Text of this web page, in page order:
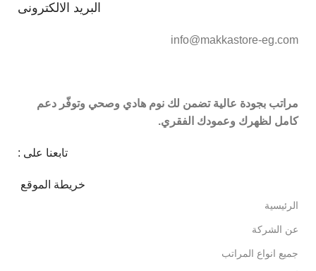
البريد الالكترونى
info@makkastore-eg.com
مراتب بجودة عالية تضمن لك نوم هادي وصحي وتوفّر دعم
كامل لظهرك وعمودك الفقري.
تابعنا على :
خريطة الموقع
الرئيسية
عن الشركة
جميع انواع المراتب